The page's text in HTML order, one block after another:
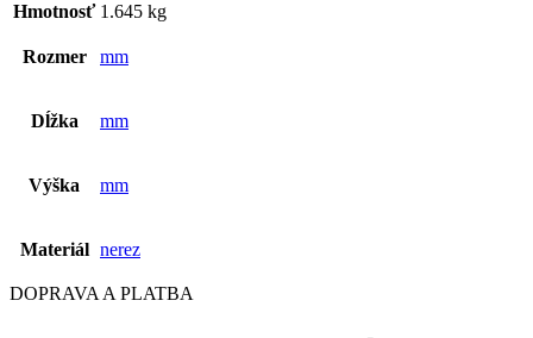
Hmotnosť 1.645 kg
Rozmer mm
Dĺžka mm
Výška mm
Materiál nerez
DOPRAVA A PLATBA